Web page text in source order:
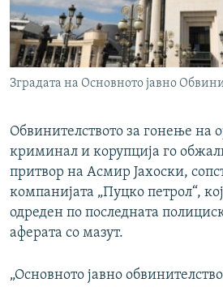
РСЕ веб страници
Зградата на Основното јавно
Обвинителството за гонење на
криминал и корупција го
притвор на Асмир Јахоски,
компанијата „Пуцко петрол“,
одреден по последната
аферата со мазут.
„Основното јавно